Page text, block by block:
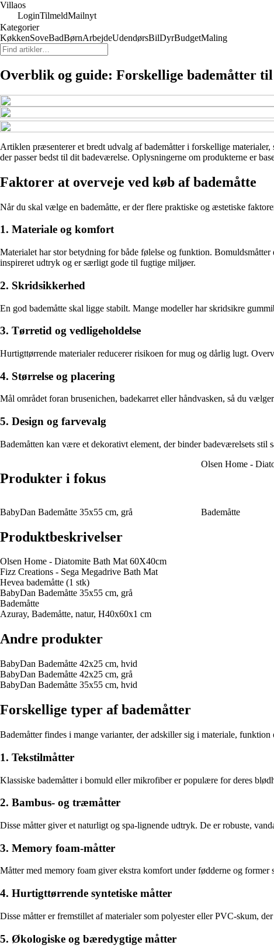
Villaos
LoginTilmeldMailnyt
Kategorier
KøkkenSoveBadBørnArbejdeUdendørsBilDyrBudgetMaling
Overblik og guide: Forskellige bademåtter
Artiklen præsenterer et bredt udvalg af bademåtter i forskellige
der passer bedst til dit badeværelse. Oplysningerne om produkterne er
Faktorer at overveje ved køb af bademåtte
Når du skal vælge en bademåtte, er der flere praktiske og æstetiske
1. Materiale og komfort
Materialet har stor betydning for både følelse og funktion.
inspireret udtryk og er særligt gode til fugtige miljøer.
2. Skridsikkerhed
En god bademåtte skal ligge stabilt. Mange modeller har skridsikre
3. Tørretid og vedligeholdelse
Hurtigttørrende materialer reducerer risikoen for mug og dårlig lugt.
4. Størrelse og placering
Mål området foran brusenichen, badekarret eller håndvasken, så du
5. Design og farvevalg
Bademåtten kan være et dekorativt element, der binder badeværelsets
Produkter i fokus
Olsen Home -
BabyDan Bademåtte 35x55 cm, grå Bademåtte
Produktbeskrivelser
Olsen Home - Diatomite Bath Mat 60X40cm
Fizz Creations - Sega Megadrive Bath Mat
Hevea bademåtte (1 stk)
BabyDan Bademåtte 35x55 cm, grå
Bademåtte
Azuray, Bademåtte, natur, H40x60x1 cm
Andre produkter
BabyDan Bademåtte 42x25 cm, hvid
BabyDan Bademåtte 42x25 cm, grå
BabyDan Bademåtte 35x55 cm, hvid
Forskellige typer af bademåtter
Bademåtter findes i mange varianter, der adskiller sig i materiale,
1. Tekstilmåtter
Klassiske bademåtter i bomuld eller mikrofiber er populære for deres
2. Bambus- og træmåtter
Disse måtter giver et naturligt og spa-lignende udtryk. De er robuste,
3. Memory foam-måtter
Måtter med memory foam giver ekstra komfort under fødderne og
4. Hurtigttørrende syntetiske måtter
Disse måtter er fremstillet af materialer som polyester eller PVC-skum,
5. Økologiske og bæredygtige måtter